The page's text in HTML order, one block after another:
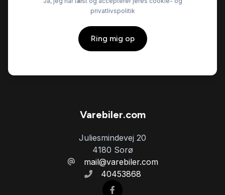
privatlivspolitik
Ring mig op
Varebiler.com
Juliesmindevej 20
4180 Sorø
mail@varebiler.com
40453868